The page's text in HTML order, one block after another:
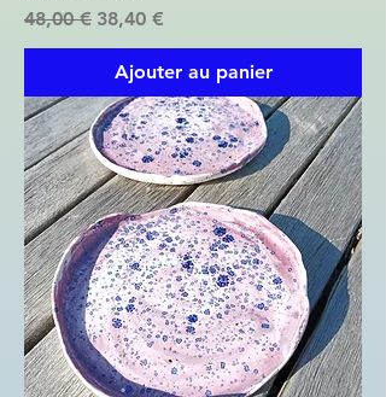
Prix original
48,00 € Prix promotionnel
38,40 €
Ajouter au panier